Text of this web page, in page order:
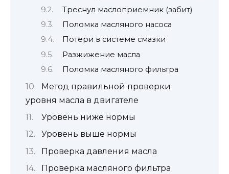
Треснул маслоприемник (забит)
Поломка масляного насоса
Потери в системе смазки
Разжижение масла
Поломка масляного фильтра
Метод правильной проверки
уровня масла в двигателе
Уровень ниже нормы
Уровень выше нормы
Проверка давления масла
Проверка масляного фильтра